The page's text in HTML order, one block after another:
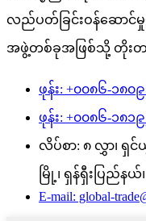
လည်ပတ်ခြင်းဝန်ဆောင်မှု
အဖွဲ့တစ်ခုအဖြစ်သို့ တိုးတ
ဖုန်း: +၀၀၈၆-၁၈၀၉
ဖုန်း: +၀၀၈၆-၁၈၁၉
လိပ်စာ: ၈ လွှာ၊ ရှင်
မြို့၊ ရှန်ရှီးပြည်န
E-mail: global-